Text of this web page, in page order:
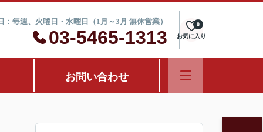
毎週、火曜日・水曜日（1月～3月 無休営業）
03-5465-1313 お気に入り
0
お問い合わせ